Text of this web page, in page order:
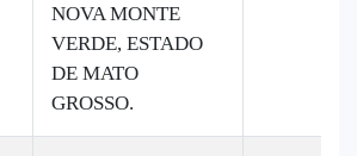
NOVA MONTE
VERDE, ESTADO
DE MATO
GROSSO.